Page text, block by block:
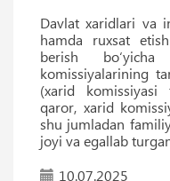
Davlat xaridlari va
hamda ruxsat
berish
komissiyalarining
(xarid komissiyasi
qaror, xarid
shu jumladan
joyi va egallab
10.07.2025